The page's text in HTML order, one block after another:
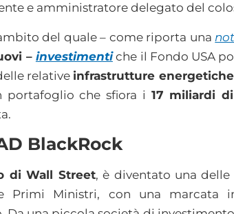
e amministratore delegato del
del quale – come riporta una
– investimentiche il Fondo USA
relative infrastrutture energetiche
che sfiora i 17 miliardi
BlackRock
di Wall Street, è diventato una
Primi Ministri, con una